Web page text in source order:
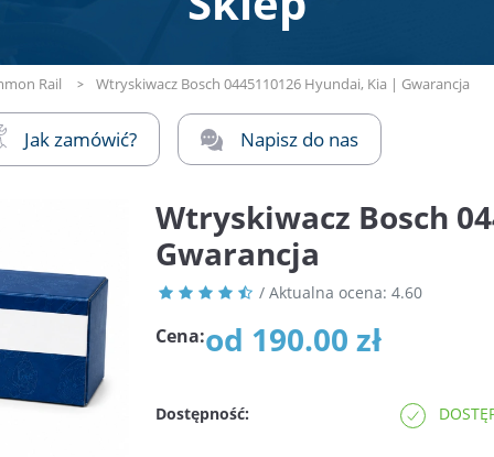
Rail Wtryskiwacz Bosch 0445110126 Hyundai, Kia | Gwarancja
Jak zamówić? Napisz do nas
Wtryskiwacz Bosch
Gwarancja
/ Aktualna ocena: 4.60
Cena:od 190.00 zł
Dostępność: